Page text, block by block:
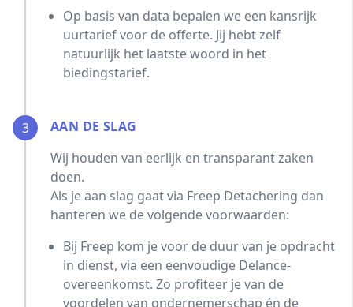
Op basis van data bepalen we een kansrijk
uurtarief voor de offerte. Jij hebt zelf
natuurlijk het laatste woord in het
biedingstarief.
3
AAN DE SLAG
Wij houden van eerlijk en transparant zaken
doen.
Als je aan slag gaat via Freep Detachering dan
hanteren we de volgende voorwaarden:
Bij Freep kom je voor de duur van je opdracht
in dienst, via een eenvoudige Delance-
overeenkomst. Zo profiteer je van de
voordelen van ondernemerschap én de